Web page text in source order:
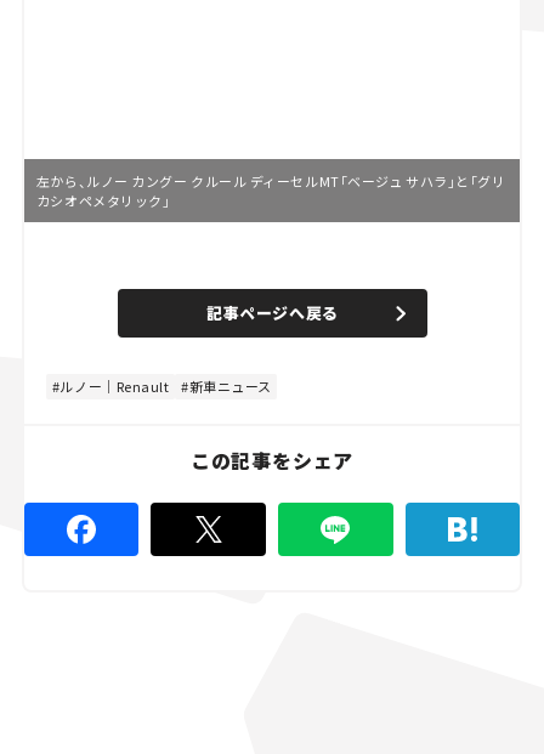
左から、ルノー カングー クルール ディーセルMT「ベージュ サハラ」と「グリ
カシオペメタリック」
n
e
d
%
記事ページへ戻る
ルノー｜Renault 新車ニュース
この記事をシェア